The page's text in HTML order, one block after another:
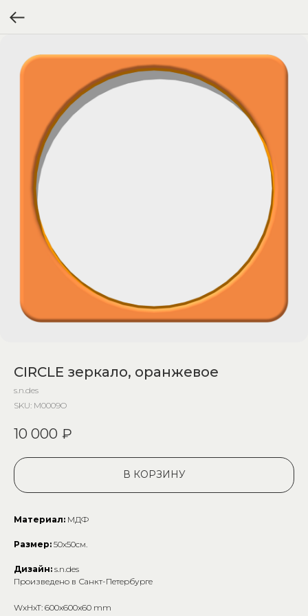
CIRCLE зеркало, оранжевое
s.n.des
SKU: M0009O
10 000 ₽
В КОРЗИНУ
Материал: МДФ
Размер: 50х50см.
Дизайн: s.n.des
Произведено в Санкт-Петербурге
WxHxT: 600x600x60 mm